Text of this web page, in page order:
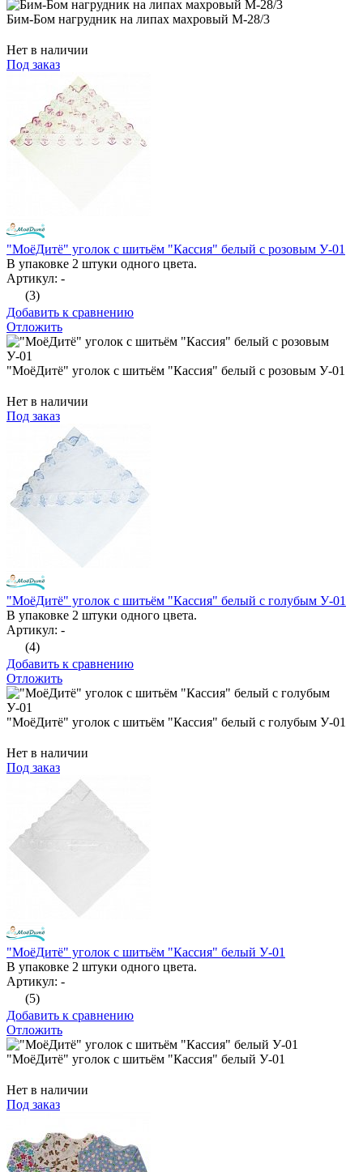
Бим-Бом нагрудник на липах махровый М-28/3
Нет в наличии
Под заказ
"МоёДитё" уголок с шитьём "Кассия" белый с розовым У-01
В упаковке 2 штуки одного цвета.
Артикул: -
(3)
Добавить к сравнению
Отложить
"МоёДитё" уголок с шитьём "Кассия" белый с розовым У-01
Нет в наличии
Под заказ
"МоёДитё" уголок с шитьём "Кассия" белый с голубым У-01
В упаковке 2 штуки одного цвета.
Артикул: -
(4)
Добавить к сравнению
Отложить
"МоёДитё" уголок с шитьём "Кассия" белый с голубым У-01
Нет в наличии
Под заказ
"МоёДитё" уголок с шитьём "Кассия" белый У-01
В упаковке 2 штуки одного цвета.
Артикул: -
(5)
Добавить к сравнению
Отложить
"МоёДитё" уголок с шитьём "Кассия" белый У-01
Нет в наличии
Под заказ